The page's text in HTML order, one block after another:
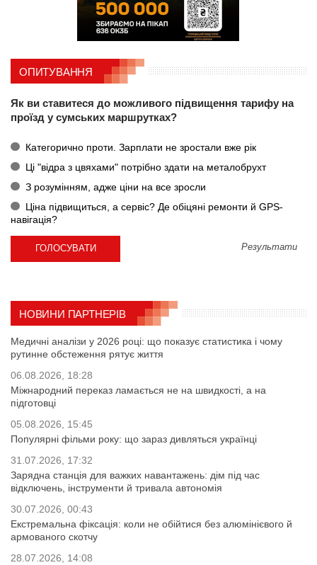
ОПИТУВАННЯ
Як ви ставитеся до можливого підвищення тарифу на
проїзд у сумських маршрутках?
Категорично проти. Зарплати не зростали вже рік
Ці "відра з цвяхами" потрібно здати на металобрухт
З розумінням, адже ціни на все зросли
Ціна підвищиться, а сервіс? Де обіцяні ремонти й GPS-
навігація?
Результати
НОВИНИ ПАРТНЕРІВ
Медичні аналізи у 2026 році: що показує статистика і чому
рутинне обстеження рятує життя
06.08.2026, 18:28
Міжнародний переказ ламається не на швидкості, а на
підготовці
05.08.2026, 15:45
Популярні фільми року: що зараз дивляться українці
31.07.2026, 17:32
Зарядна станція для важких навантажень: дім під час
відключень, інструменти й тривала автономія
30.07.2026, 00:43
Екстремальна фіксація: коли не обійтися без алюмінієвого й
армованого скотчу
28.07.2026, 14:08